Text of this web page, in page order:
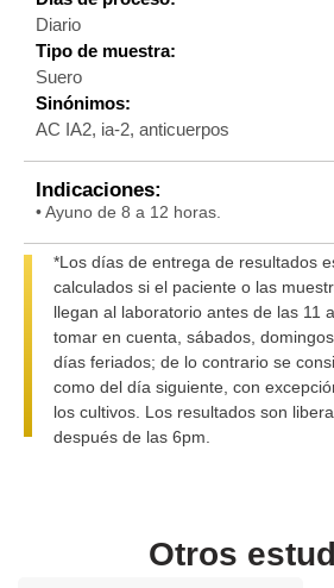
Diario
Tipo de muestra:
Suero
Sinónimos:
AC IA2, ia-2, anticuerpos
Indicaciones:
• Ayuno de 8 a 12 horas.
*Los días de entrega de resultados
calculados si el paciente o las
llegan al laboratorio antes de las 11
tomar en cuenta, sábados,
días feriados; de lo contrario se
como del día siguiente, con
los cultivos. Los resultados son
después de las 6pm.
Otros